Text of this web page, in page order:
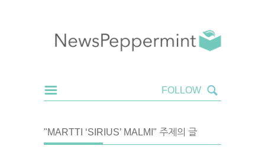
"MARTTI ‘SIRIUS’ MALMI" 주제의 글